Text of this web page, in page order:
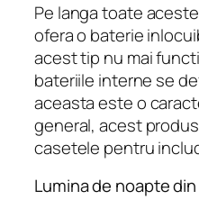
Pe langa toate
ofera o baterie
acest tip nu mai
bateriile interne se
aceasta este o
general, acest
casetele pentru
Lumina de noapte